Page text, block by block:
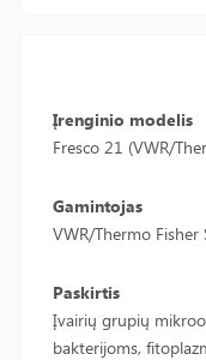
Įrenginio modelis
Fresco 21 (VWR/
Gamintojas
VWR/Thermo Fisher
Paskirtis
Įvairių grupių
bakterijoms,